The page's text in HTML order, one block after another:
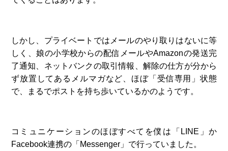
しかし、プライベートではメールのやり取りはないに等
しく、娘の小学校からの配信メールやAmazonの発送完
了通知、ネットバンクの取引情報、解除の仕方が分から
ず放置してあるメルマガなど、ほぼ「受信専用」状態
で、まるでポストを持ち歩いているかのようです。
コミュニケーションのほぼすべてを僕は「LINE」か
Facebook連携の「Messenger」で行っていました。